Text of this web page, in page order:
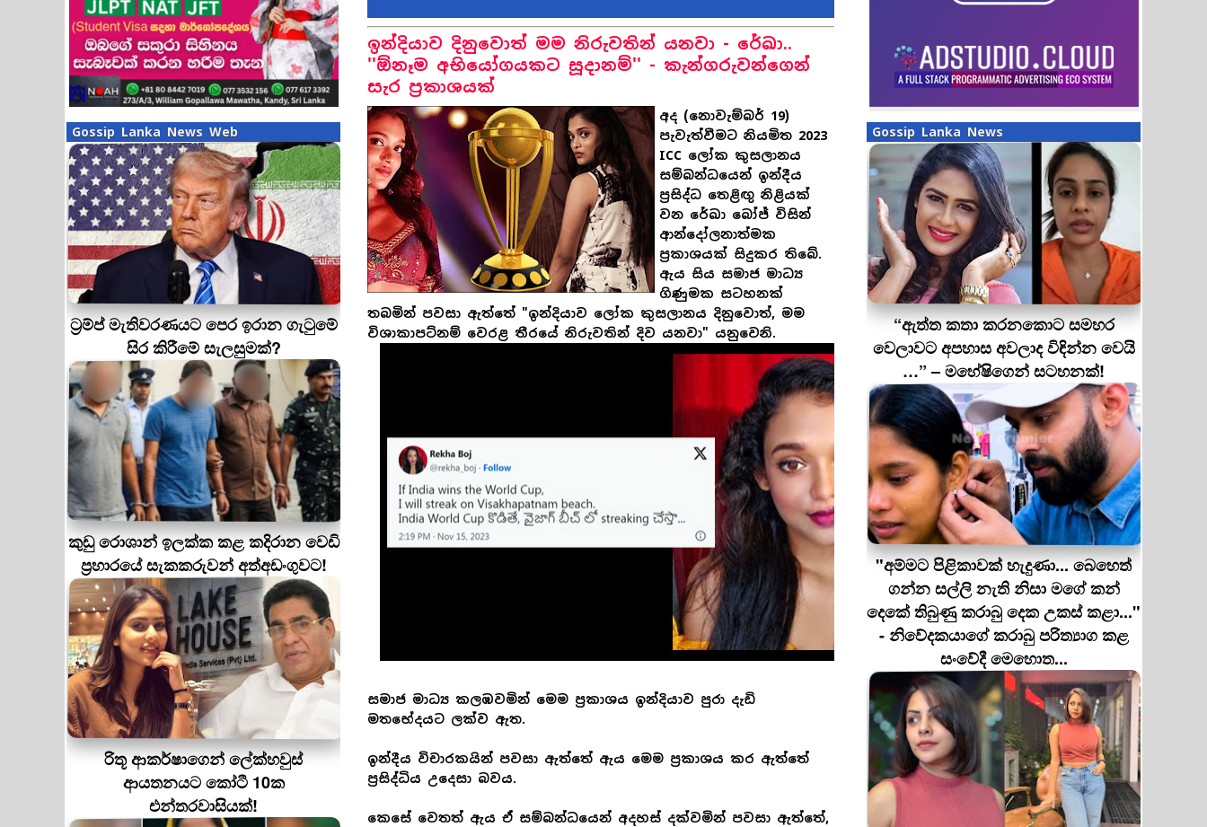
Gossip Lanka News Web
ට්‍රම්ප් මැතිවරණයට පෙර ඉරාන ගැටුමේ
සිර කිරීමේ සැලසුමක්?
කුඩු රොශාන් ඉලක්ක කළ කදිරාන වෙඩි
ප්‍රහාරයේ සැකකරුවන් අත්අඩංගුවට!
රිතූ ආකර්ෂාගෙන් ලේක්හවුස්
ආයතනයට කෝටී 10ක
එන්තරවාසියක්!
ඉන්දියාව දිනුවොත් මම නිරුවතින් යනවා - රේඛා..
''ඕනෑම අභියෝගයකට සූදානම්'' - කැන්ගරුවන්ගෙන්
සැර ප්‍රකාශයක්
අද (නොවැම්බර් 19)
පැවැත්වීමට නියමිත 2023
ICC ලෝක කුසලානය
සම්බන්ධයෙන් ඉන්දීය
ප්‍රසිද්ධ තෙළිඟු නිළියක්
වන රේඛා බෝජ් විසින්
ආන්දෝලනාත්මක
ප්‍රකාශයක් සිදුකර තිබේ.
ඇය සිය සමාජ මාධ්‍ය
ගිණුමක සටහනක්
තබමින් පවසා ඇත්තේ "ඉන්දියාව ලෝක කුසලානය දිනුවොත්, මම
විශාකාපට්නම් වෙරළ තීරයේ නිරුවතින් දිව යනවා" යනුවෙනි.
සමාජ මාධ්‍ය කලඹවමින් මෙම ප්‍රකාශය ඉන්දියාව පුරා දැඩි
මතභේදයට ලක්ව ඇත.
ඉන්දීය විචාරකයින් පවසා ඇත්තේ ඇය මෙම ප්‍රකාශය කර ඇත්තේ
ප්‍රසිද්ධිය උදෙසා බවය.
කෙසේ වෙතත් ඇය ඒ සම්බන්ධයෙන් අදහස් දක්වමින් පවසා ඇත්තේ,
Gossip Lanka News
“ඇත්ත කතා කරනකොට සමහර
වෙලාවට අපහාස අවලාද විඳින්න වෙයි
…” – මහේෂිගෙන් සටහනක්!
"අම්මට පිළිකාවක් හැදුණා... බෙහෙත්
ගන්න සල්ලි නැති නිසා මගේ කන්
දෙකේ තිබුණු කරාබු දෙක උකස් කළා..."
- නිවේදකයාගේ කරාබු පරිත්‍යාග කළ
සංවේදී මෙහොත...